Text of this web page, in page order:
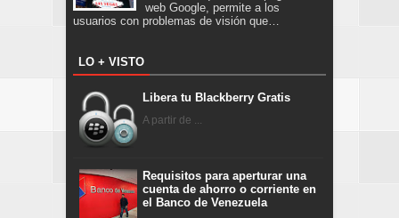
web Google, permite a los
usuarios con problemas de visión que…
LO + VISTO
Libera tu Blackberry Gratis
A partir de ...
Requisitos para aperturar una
cuenta de ahorro o corriente en
el Banco de Venezuela